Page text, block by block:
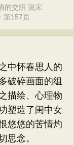
的交织 说宋
第157页
中怀春思人的
破碎画面的组
描绘、心理物
塑造了闺中女
悠悠的苦情灼
思念。